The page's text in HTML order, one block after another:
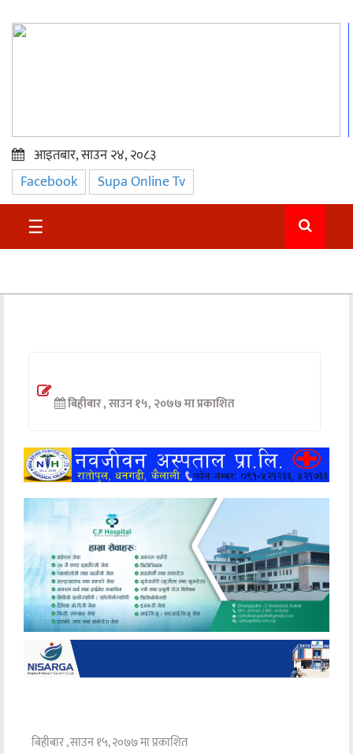
प्रमुख
समाचार
सुदुर
अन्तर्वार्ता
खेलकुद
मनोरञ्जन
अन्य
आइतबार, साउन २४, २०८३
Facebook Supa Online Tv
☰
बिहीबार , साउन १५, २०७७ मा प्रकाशित
बिहीबार , साउन १५, २०७७ मा प्रकाशित